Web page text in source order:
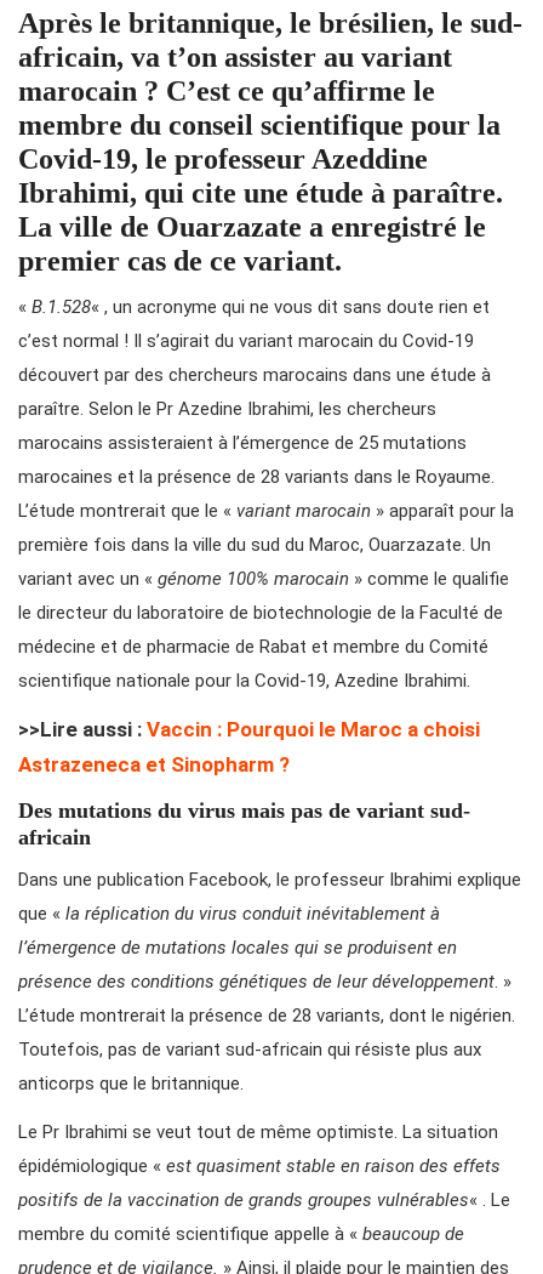
Après le britannique, le brésilien, le sud-
africain, va t’on assister au variant
marocain ? C’est ce qu’affirme le
membre du conseil scientifique pour la
Covid-19, le professeur Azeddine
Ibrahimi, qui cite une étude à paraître.
La ville de Ouarzazate a enregistré le
premier cas de ce variant.
« B.1.528« , un acronyme qui ne vous dit sans doute rien et
c’est normal ! Il s’agirait du variant marocain du Covid-19
découvert par des chercheurs marocains dans une étude à
paraître. Selon le Pr Azedine Ibrahimi, les chercheurs
marocains assisteraient à l’émergence de 25 mutations
marocaines et la présence de 28 variants dans le Royaume.
L’étude montrerait que le « variant marocain » apparaît pour la
première fois dans la ville du sud du Maroc, Ouarzazate. Un
variant avec un « génome 100% marocain » comme le qualifie
le directeur du laboratoire de biotechnologie de la Faculté de
médecine et de pharmacie de Rabat et membre du Comité
scientifique nationale pour la Covid-19, Azedine Ibrahimi.
>>Lire aussi : Vaccin : Pourquoi le Maroc a choisi
Astrazeneca et Sinopharm ?
Des mutations du virus mais pas de variant sud-
africain
Dans une publication Facebook, le professeur Ibrahimi explique
que « la réplication du virus conduit inévitablement à
l’émergence de mutations locales qui se produisent en
présence des conditions génétiques de leur développement. »
L’étude montrerait la présence de 28 variants, dont le nigérien.
Toutefois, pas de variant sud-africain qui résiste plus aux
anticorps que le britannique.
Le Pr Ibrahimi se veut tout de même optimiste. La situation
épidémiologique « est quasiment stable en raison des effets
positifs de la vaccination de grands groupes vulnérables« . Le
membre du comité scientifique appelle à « beaucoup de
prudence et de vigilance. » Ainsi, il plaide pour le maintien des